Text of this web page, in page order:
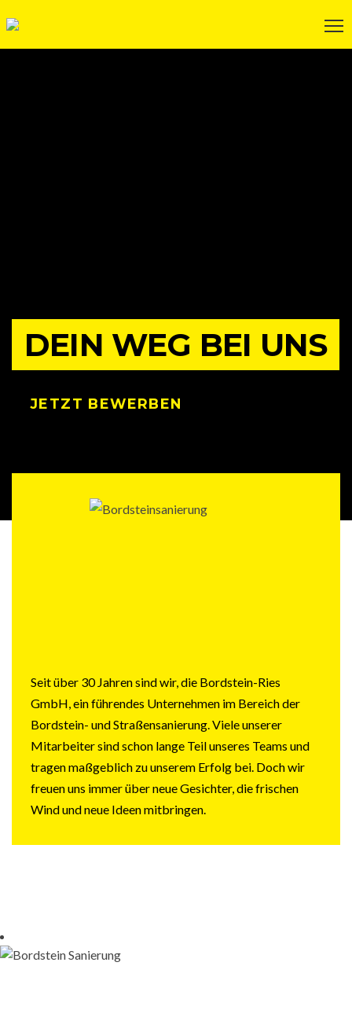
DEIN WEG BEI UNS
JETZT BEWERBEN
Seit über 30 Jahren sind wir, die Bordstein-Ries
GmbH, ein führendes Unternehmen im Bereich der
Bordstein- und Straßensanierung. Viele unserer
Mitarbeiter sind schon lange Teil unseres Teams und
tragen maßgeblich zu unserem Erfolg bei. Doch wir
freuen uns immer über neue Gesichter, die frischen
Wind und neue Ideen mitbringen.